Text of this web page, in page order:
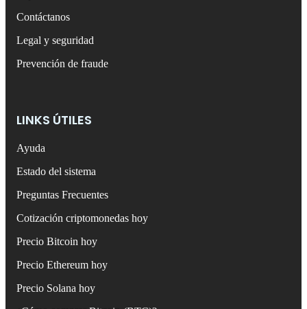
Contáctanos
Legal y seguridad
Prevención de fraude
LINKS ÚTILES
Ayuda
Estado del sistema
Preguntas Frecuentes
Cotización criptomonedas hoy
Precio Bitcoin hoy
Precio Ethereum hoy
Precio Solana hoy